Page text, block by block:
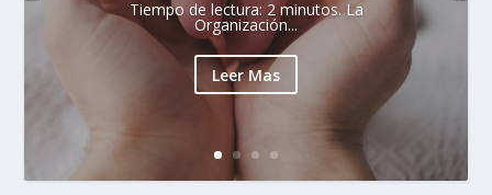
Tiempo de lectura: 2 minutos. La
Organización...
Leer Mas